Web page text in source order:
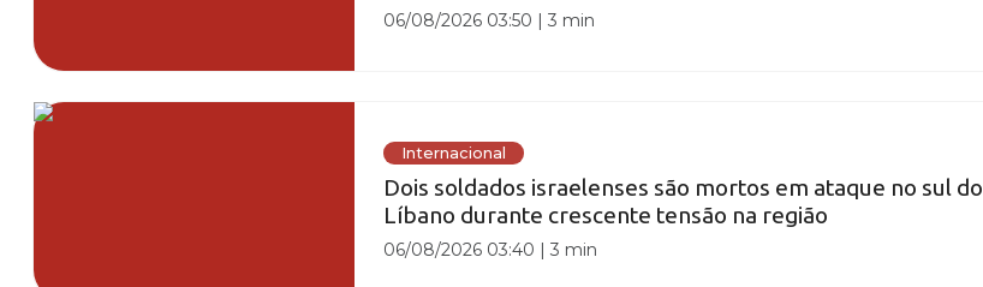
06/08/2026 03:50 |3 min
Internacional
Dois soldados israelenses são mortos em ataque no sul do
Líbano durante crescente tensão na região
06/08/2026 03:40 |3 min